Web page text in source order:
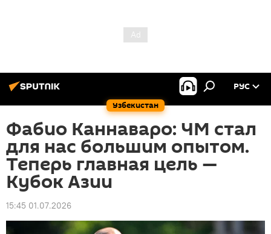
Узбекистан
РУС
Фабио Каннаваро: ЧМ стал
для нас большим опытом.
Теперь главная цель —
Кубок Азии
15:45 01.07.2026